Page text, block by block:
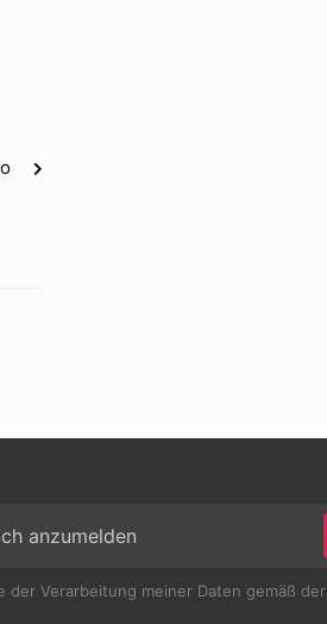
der Verarbeitung meiner Daten gemäß der